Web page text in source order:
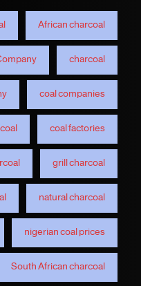
African charcoal
charcoal
coal companies
coal factories
grill charcoal
natural charcoal
nigerian coal prices
South African charcoal